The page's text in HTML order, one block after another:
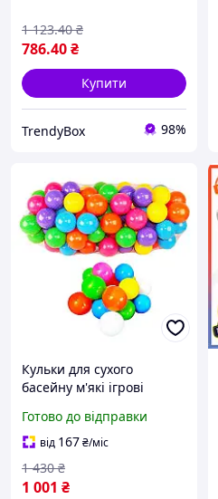
786.40₴
1 123.40 ₴
Купити
TrendyBox 98%
Кульки для сухого
басейну м'які ігрові
кольорових кульок для
дитячого майданчика 100
Готово до відправки
від 167₴/міс
1 001 ₴
1 430 ₴